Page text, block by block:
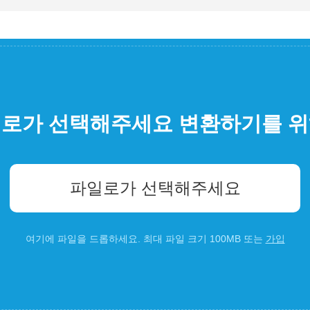
가 선택해주세요 변환하기를
파일로가 선택해주세요
여기에 파일을 드롭하세요. 최대 파일 크기 100MB 또는 가입